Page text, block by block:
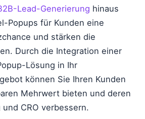
Lead-Generierung hinaus
Popups für Kunden eine
und stärken die
Durch die Integration einer
Lösung in Ihr
können Sie Ihren Kunden
Mehrwert bieten und deren
CRO verbessern.